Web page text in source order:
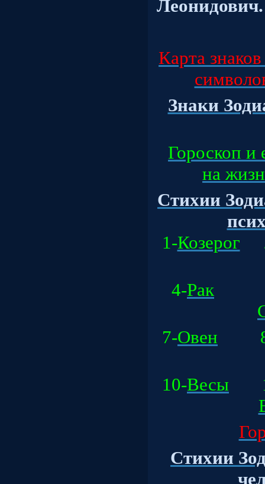
Леонидович.
Карта
Знаки
Гороскоп и
на
Стихии
1-Козерог
4-Рак
7-Овен
10-Весы
Стихии